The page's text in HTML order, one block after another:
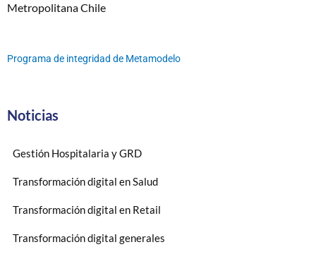
Metropolitana Chile
Programa de integridad de Metamodelo
Noticias
Gestión Hospitalaria y GRD
Transformación digital en Salud
Transformación digital en Retail
Transformación digital generales